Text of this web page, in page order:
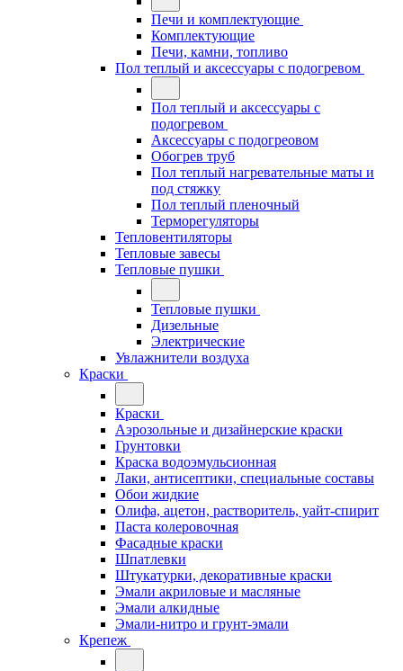
Печи и комплектующие
Комплектующие
Печи, камни, топливо
Пол теплый и аксессуары с подогревом
Пол теплый и аксессуары с
подогревом
Аксессуары с подогреовом
Обогрев труб
Пол теплый нагревательные маты и
под стяжку
Пол теплый пленочный
Терморегуляторы
Тепловентиляторы
Тепловые завесы
Тепловые пушки
Тепловые пушки
Дизельные
Электрические
Увлажнители воздуха
Краски
Краски
Аэрозольные и дизайнерские краски
Грунтовки
Краска водоэмульсионная
Лаки, антисептики, специальные составы
Обои жидкие
Олифа, ацетон, растворитель, уайт-спирит
Паста колеровочная
Фасадные краски
Шпатлевки
Штукатурки, декоративные краски
Эмали акриловые и масляные
Эмали алкидные
Эмали-нитро и грунт-эмали
Крепеж